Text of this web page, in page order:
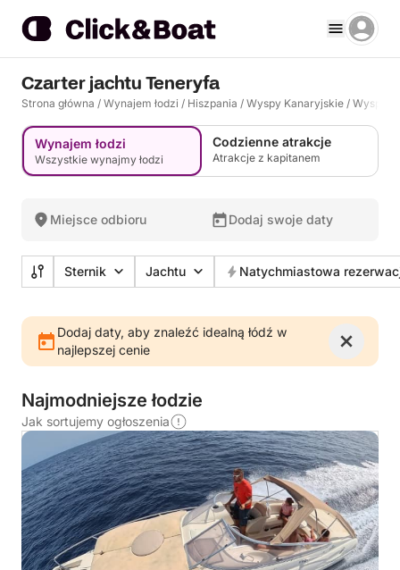
Czarter jachtu Teneryfa
Strona główna / Wynajem łodzi / Hiszpania / Wyspy Kanaryjskie / Wyspy
Wynajem łodzi
Wszystkie wynajmy łodzi
Codzienne atrakcje
Atrakcje z kapitanem
Miejsce odbioru Dodaj swoje daty
Sternik Jachtu Natychmiastowa
Dodaj daty, aby znaleźć idealną łódź w
najlepszej cenie
Najmodniejsze łodzie
Jak sortujemy ogłoszenia